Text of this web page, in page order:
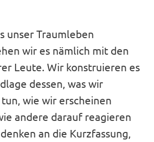
unser Traumleben
wir es nämlich mit den
Leute. Wir konstruieren es
dessen, was wir
wie wir erscheinen
andere darauf reagieren
an die Kurzfassung,